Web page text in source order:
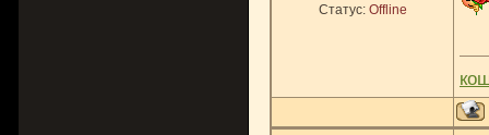
Статус: Offline